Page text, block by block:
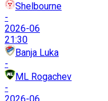
Shelbourne
-
2026-06
21:30
Banja Luka
-
ML Rogachev
-